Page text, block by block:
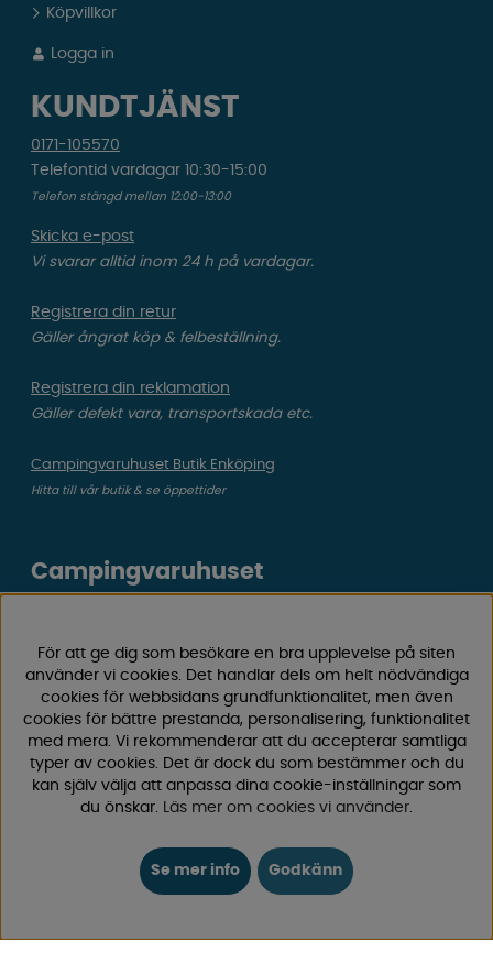
Köpvillkor
Logga in
KUNDTJÄNST
0171-105570
Telefontid vardagar 10:30-15:00
Telefon stängd mellan 12:00-13:00
Skicka e-post
Vi svarar alltid inom 24 h på vardagar.
Registrera din retur
Gäller ångrat köp & felbeställning.
Registrera din reklamation
Gäller defekt vara, transportskada etc.
Campingvaruhuset Butik Enköping
Hitta till vår butik & se öppettider
Campingvaruhuset
campingtillbehör för husvagn, husbil och van! Med över
50 års erfarenhet är vi din självklara partner för allt inom
camping och fritid.
Hos oss hittar du allt från reservdelar till smarta tillbehör
som gör din campingupplevelse smidigare och roligare.
Vi erbjuder hög kvalitet och konkurrenskraftiga priser –
både online och i vår fysiska
butik i Enköping.
Följ oss på Facebook och Instagram för inspiration,
nyheter och exklusiva erbjudanden. Campinglivet börjar
För att ge dig som besökare en bra upplevelse på siten
använder vi cookies. Det handlar dels om helt nödvändiga
cookies för webbsidans grundfunktionalitet, men även
cookies för bättre prestanda, personalisering, funktionalitet
med mera. Vi rekommenderar att du accepterar samtliga
typer av cookies. Det är dock du som bestämmer och du
kan själv välja att anpassa dina cookie-inställningar som
du önskar. Läs mer om cookies vi använder.
Se mer info Godkänn